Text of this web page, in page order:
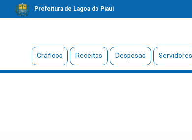
Prefeitura de Lagoa do Piauí
Gráficos Receitas Despesas Servidores